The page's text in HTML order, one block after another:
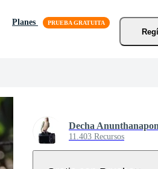
Planes
Decha
11.403 Recursos